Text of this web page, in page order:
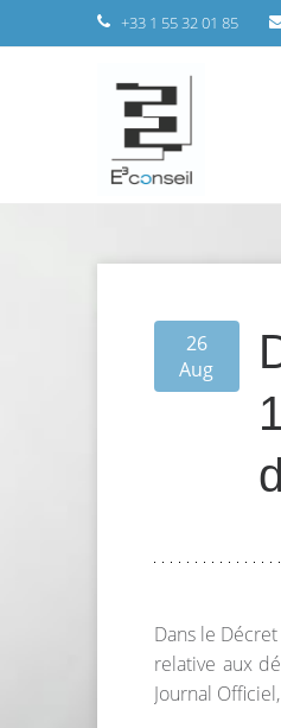
+33 1 55 32 01 85
26
Aug
Dans le
relative aux
Journal